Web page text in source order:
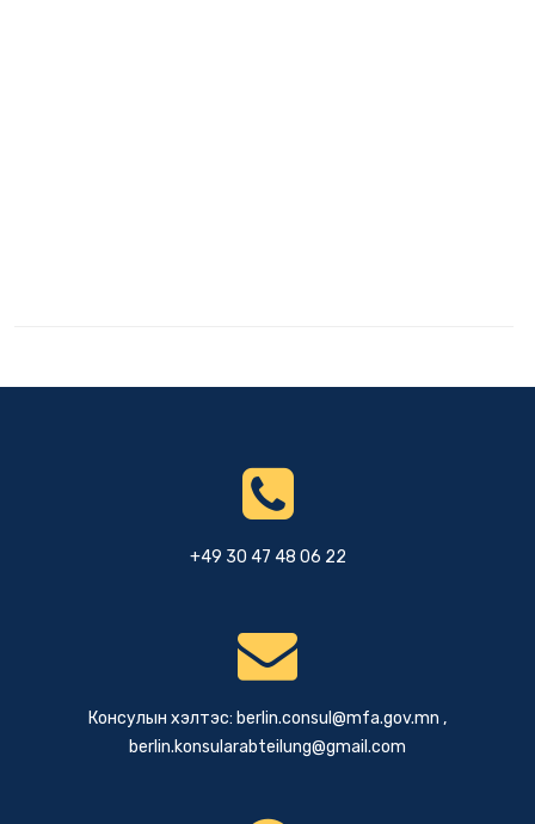
+49 30 47 48 06 22
Консулын хэлтэс: berlin.consul@mfa.gov.mn ,
berlin.konsularabteilung@gmail.com